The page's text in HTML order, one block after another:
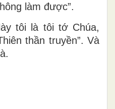
làm được”.
tôi là tôi tớ Chúa,
thần truyền”. Và